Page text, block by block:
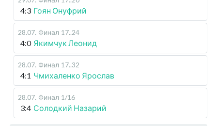
4:3 Гоян Онуфрий
28.07. Финал 17..24
4:0 Якимчук Леонид
28.07. Финал 17..32
4:1 Чмихаленко Ярослав
28.07. Финал 1/16
3:4 Солодкий Назарий